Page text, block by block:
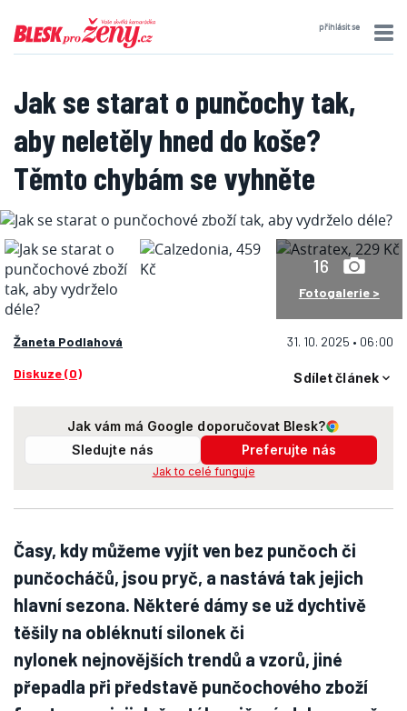
přihlásit se
Jak se starat o punčochy tak,
aby neletěly hned do koše?
Těmto chybám se vyhněte
16
Fotogalerie >
Žaneta Podlahová 31. 10. 2025 • 06:00
Diskuze (0) Sdílet článek
Jak vám má Google doporučovat Blesk?
Sledujte nás
Preferujte nás
Jak to celé funguje
Časy, kdy můžeme vyjít ven bez punčoch či
punčocháčů, jsou pryč, a nastává tak jejich
hlavní sezona. Některé dámy se už dychtivě
těšily na obléknutí silonek či
nylonek nejnovějších trendů a vzorů, jiné
přepadla při představě punčochového zboží